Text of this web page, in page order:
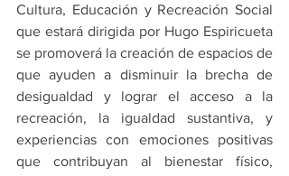
Cultura, Educación y Recreación Social
que estará dirigida por Hugo Espiricueta
se promoverá la creación de espacios de
que ayuden a disminuir la brecha de
desigualdad y lograr el acceso a la
recreación, la igualdad sustantiva, y
experiencias con emociones positivas
que contribuyan al bienestar físico,